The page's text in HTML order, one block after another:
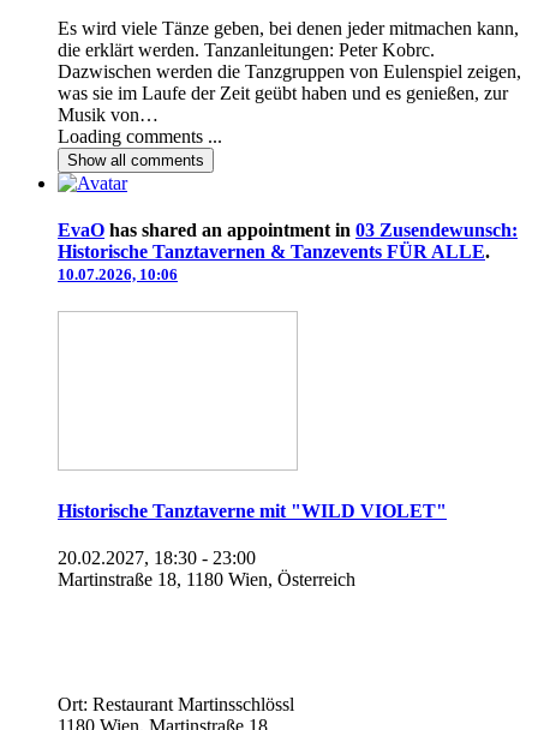
Es wird viele Tänze geben, bei denen jeder mitmachen kann,
die erklärt werden. Tanzanleitungen: Peter Kobrc.
Dazwischen werden die Tanzgruppen von Eulenspiel zeigen,
was sie im Laufe der Zeit geübt haben und es genießen, zur
Musik von…
Loading comments ...
Show all comments
EvaO has shared an appointment in 03 Zusendewunsch:
Historische Tanztavernen & Tanzevents FÜR ALLE.
10.07.2026, 10:06
Historische Tanztaverne mit "WILD VIOLET"
20.02.2027, 18:30 - 23:00
Martinstraße 18, 1180 Wien, Österreich
Ort: Restaurant Martinsschlössl
1180 Wien, Martinstraße 18